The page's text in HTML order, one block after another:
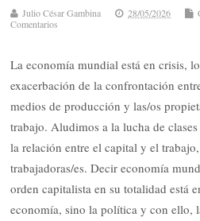
Julio César Gambina 28/05/2026
Comentarios
La economía mundial está en crisis,
exacerbación de la confrontación
medios de producción y las/os
trabajo. Aludimos a la lucha de
la relación entre el capital y el
trabajadoras/es. Decir economía
orden capitalista en su totalidad está
economía, sino la política y con ello,